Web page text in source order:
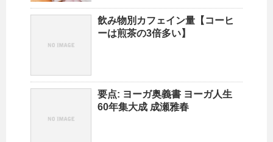
飲み物別カフェイン量【コーヒ
ーは煎茶の3倍多い】
要点: ヨーガ奥義書 ヨーガ人生
60年集大成 成瀬雅春